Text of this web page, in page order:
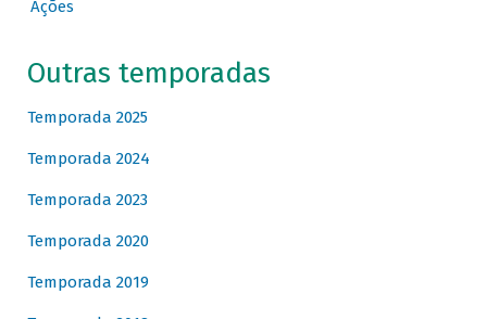
Ações
Outras temporadas
Temporada 2025
Temporada 2024
Temporada 2023
Temporada 2020
Temporada 2019